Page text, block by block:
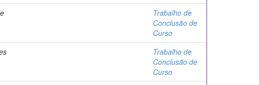
Trabalho de
Conclusão de
Curso
Trabalho de
Conclusão de
Curso